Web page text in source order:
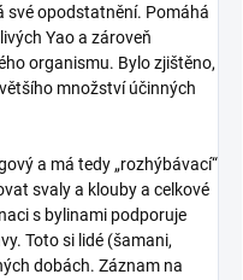
své opodstatnění. Pomáhá
Yao a zároveň
organismu. Bylo zjištěno,
množství účinných
a má tedy „rozhýbávací“
svaly a klouby a celkové
s bylinami podporuje
Toto si lidé (šamani,
dobách. Záznam na